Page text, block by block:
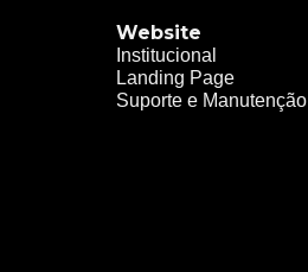
Website
Institucional
Landing Page
Suporte e Manutenção